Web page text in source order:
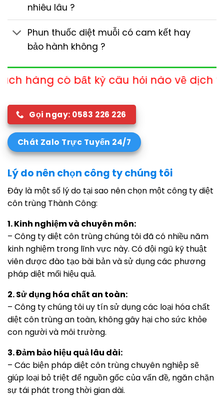
nhiêu lâu ?
Phun thuốc diệt muỗi có cam kết hay
bảo hành không ?
bất kỳ câu hỏi nào về dịch vụ xin vui
Gọi ngay: 0583 226 226
Chát Zalo Trực Tuyến 24/7
Lý do nên chọn công ty chúng tôi
Đây là một số lý do tại sao nên chọn một công ty diệt
côn trùng Thành Công:
1. Kinh nghiệm và chuyên môn:
– Công ty diệt côn trùng chúng tôi đã có nhiều năm
kinh nghiệm trong lĩnh vực này. Có đội ngũ kỹ thuật
viên được đào tạo bài bản và sử dụng các phương
pháp diệt mối hiệu quả.
2. Sử dụng hóa chất an toàn:
– Công ty chúng tôi uy tín sử dụng các loại hóa chất
diệt côn trùng an toàn, không gây hại cho sức khỏe
con người và môi trường.
3. Đảm bảo hiệu quả lâu dài:
– Các biện pháp diệt côn trùng chuyên nghiệp sẽ
giúp loại bỏ triệt để nguồn gốc của vấn đề, ngăn chặn
sự tái phát trong thời gian dài.